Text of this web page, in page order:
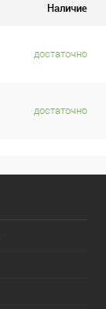
Наличие
достаточно
достаточно